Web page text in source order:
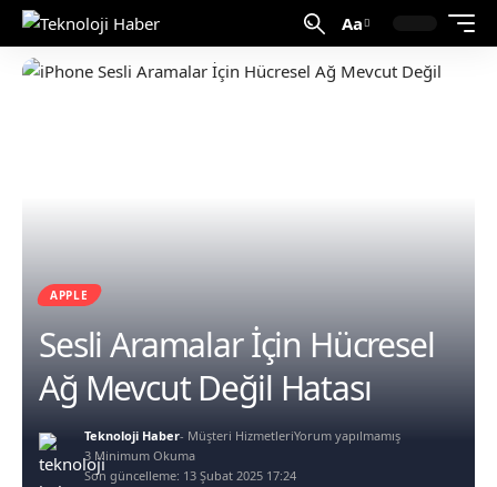
Aa
APPLE
Sesli Aramalar İçin Hücresel
Ağ Mevcut Değil Hatası
Son güncelleme: 13 Şubat 2025 17:24
Teknoloji Haber- Müşteri HizmetleriYorum yapılmamış
3 Minimum Okuma